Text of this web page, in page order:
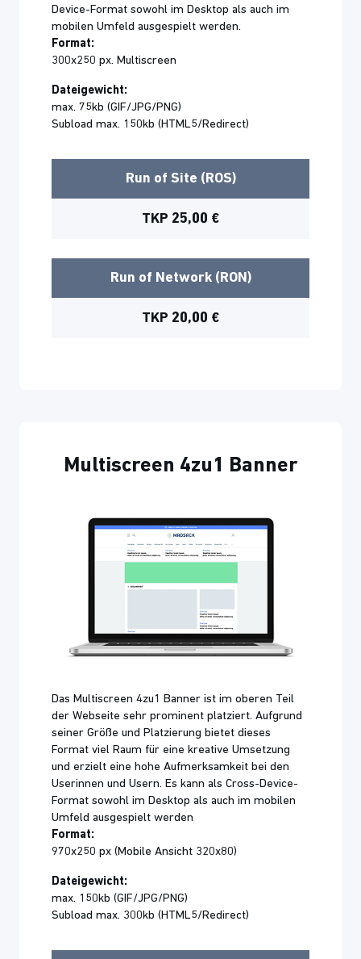
Device-Format sowohl im Desktop als auch im
mobilen Umfeld ausgespielt werden.
Format:
300x250 px. Multiscreen
Dateigewicht:
max. 75kb (GIF/JPG/PNG)
Subload max. 150kb (HTML5/Redirect)
Run of Site (ROS)
TKP 25,00 €
Run of Network (RON)
TKP 20,00 €
Multiscreen 4zu1 Banner
Das Multiscreen 4zu1 Banner ist im oberen Teil
der Webseite sehr prominent platziert. Aufgrund
seiner Größe und Platzierung bietet dieses
Format viel Raum für eine kreative Umsetzung
und erzielt eine hohe Aufmerksamkeit bei den
Userinnen und Usern. Es kann als Cross-Device-
Format sowohl im Desktop als auch im mobilen
Umfeld ausgespielt werden
Format:
970x250 px (Mobile Ansicht 320x80)
Dateigewicht:
max. 150kb (GIF/JPG/PNG)
Subload max. 300kb (HTML5/Redirect)